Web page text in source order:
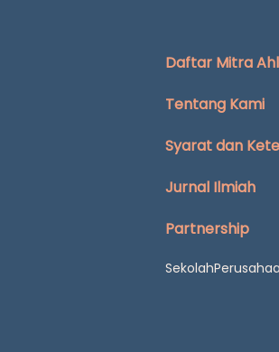
Daftar Mitra
Tentang Kami
Syarat dan
Jurnal Ilmiah
Partnership
Sekolah